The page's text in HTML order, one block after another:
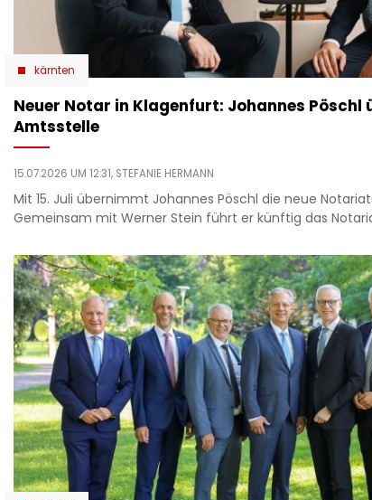
kärnten
Neuer Notar in Klagenfurt: Johannes Pöschl
Amtsstelle
15.07.2026 UM 12:31, STEFANIE HERMANN
Mit 15. Juli übernimmt Johannes Pöschl die neue
Gemeinsam mit Werner Stein führt er künftig das